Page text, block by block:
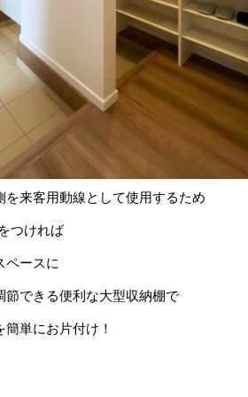
を来客用動線として使用するため
つければ
ペースに
節できる便利な大型収納棚で
単にお片付け！